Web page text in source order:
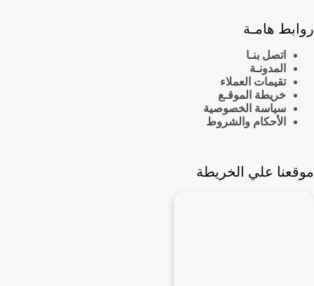
روابط هامـة
اتصل بنـا
المدونـة
تقيمات العملاء
خريطة الموقـع
سياسة الخصوصية
الأحكام والشروط
موقعنا علي الخريطة